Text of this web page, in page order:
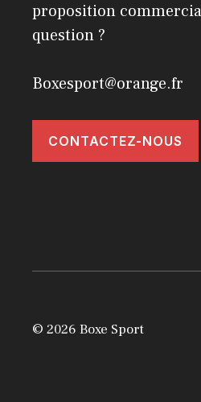
proposition
question ?
Boxesport@orange.fr
CONTACTEZ-NOUS
© 2026 Boxe Sport